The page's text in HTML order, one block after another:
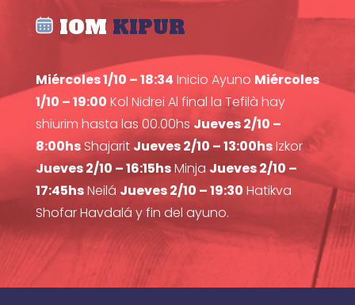
IOM KIPUR
Miércoles 1/10 – 18:34 Inicio Ayuno Miércoles
1/10 – 19:00 Kol Nidrei Al final la Tefilà hay
shiurim hasta las 00.00hsJueves 2/10 –
8:00hsShajarit Jueves 2/10 – 13:00hsIzkor
Jueves 2/10 – 16:15hsMinja Jueves 2/10 –
17:45hsNeilá Jueves 2/10 – 19:30 Hatikva
Shofar Havdalá y fin del ayuno.